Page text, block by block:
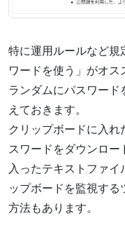
特に運用ルールなど規
ワードを使う」がオス
ランダムにパスワー
えておきます。
クリップボードに入
スワードをダウンロ
入ったテキストファ
ップボードを監視す
方法もあります。